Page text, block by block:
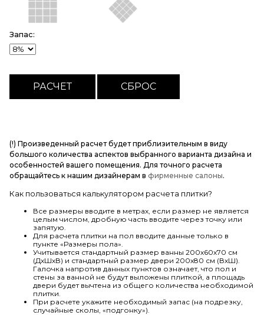
Запас:
(!) Произведенный расчет будет приблизительным в виду
большого количества аспектов выбранного варианта дизайна и
особенностей вашего помещения. Для точного расчета
обращайтесь к нашим дизайнерам в фирменные салоны.
Как пользоваться калькулятором расчета плитки?
Все размеры вводите в метрах, если размер не является
целым числом, дробную часть вводите через точку или
запятую.
Для расчета плитки на пол вводите данные только в
пункте «Размеры пола».
Учитывается стандартный размер ванны 200х60х70 см
(ДхШхВ) и стандартный размер двери 200х80 см (ВхШ).
Галочка напротив данных пунктов означает, что пол и
стены за ванной не будут выложены плиткой, а площадь
двери будет вычтена из общего количества необходимой
плитки.
При расчете укажите необходимый запас (на подрезку,
случайные сколы, «подгонку»).